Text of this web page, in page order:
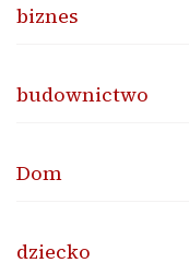
biznes
budownictwo
Dom
dziecko